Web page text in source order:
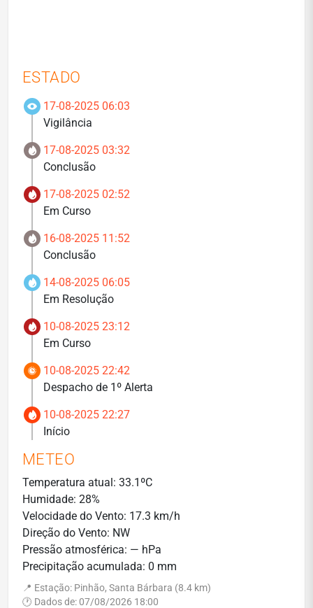
ESTADO
17-08-2025 06:03
Vigilância
17-08-2025 03:32
Conclusão
17-08-2025 02:52
Em Curso
16-08-2025 11:52
Conclusão
14-08-2025 06:05
Em Resolução
10-08-2025 23:12
Em Curso
10-08-2025 22:42
Despacho de 1º Alerta
10-08-2025 22:27
Início
METEO
Temperatura atual: 33.1ºC
Humidade: 28%
Velocidade do Vento: 17.3 km/h
Direção do Vento: NW
Pressão atmosférica: — hPa
Precipitação acumulada: 0 mm
📍 Estação: Pinhão, Santa Bárbara (8.4 km)
🕐 Dados de: 07/08/2026 18:00